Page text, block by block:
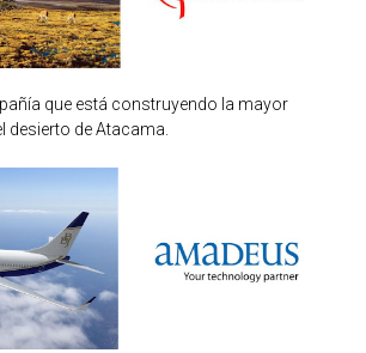
que está construyendo la mayor
desierto de Atacama.